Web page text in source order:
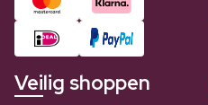
Veilig shoppen